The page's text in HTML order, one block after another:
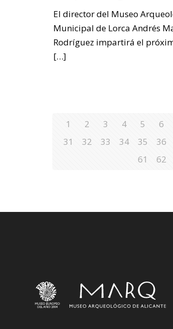
El director del Museo
Municipal de Lorca Andrés
Rodríguez impartirá el
[…]
1 2 3 4 5 6
31
32 33 34 35 36
61
62